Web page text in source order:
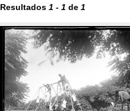
Resultados 1 - 1 de 1